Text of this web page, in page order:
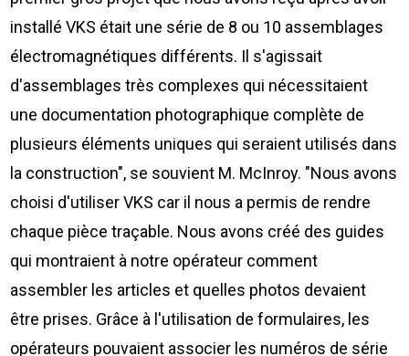
installé VKS était une série de 8 ou 10 assemblages
électromagnétiques différents. Il s'agissait
d'assemblages très complexes qui nécessitaient
une documentation photographique complète de
plusieurs éléments uniques qui seraient utilisés dans
la construction", se souvient M. McInroy. "Nous avons
choisi d'utiliser VKS car il nous a permis de rendre
chaque pièce traçable. Nous avons créé des guides
qui montraient à notre opérateur comment
assembler les articles et quelles photos devaient
être prises. Grâce à l'utilisation de formulaires, les
opérateurs pouvaient associer les numéros de série